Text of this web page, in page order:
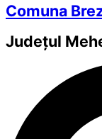
Comuna
Județul